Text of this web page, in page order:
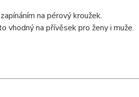
na pérový kroužek.
na přívěsek pro ženy i muže.